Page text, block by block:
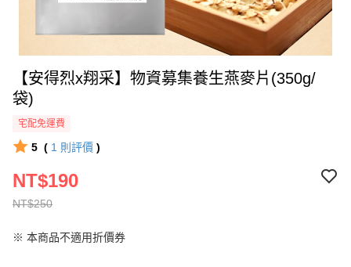
【安得烈x翔采】物資募集養生燕麥片(350g/
袋)
宅配免運費
5 ( 1 則評價 )
NT$250
NT$190
※ 本商品不適用折價券